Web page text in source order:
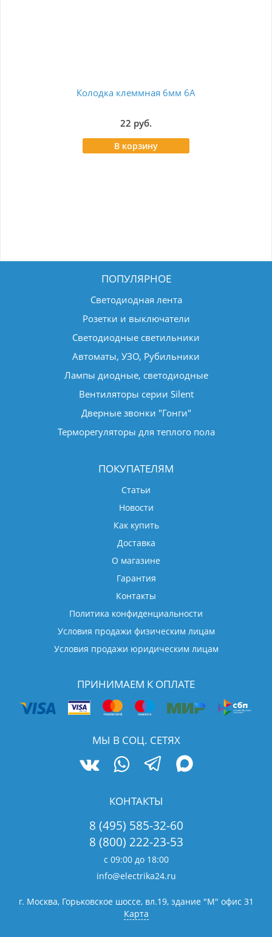
Колодка клеммная 6мм 6А
22 руб.
В корзину
ПОПУЛЯРНОЕ
Светодиодная лента
Розетки и выключатели
Светодиодные светильники
Автоматы, УЗО, Рубильники
Лампы диодные, светодиодные
Вентиляторы серии Silent
Дверные звонки "Гонги"
Терморегуляторы для теплого пола
ПОКУПАТЕЛЯМ
Статьи
Новости
Как купить
Доставка
О магазине
Гарантия
Контакты
Политика конфиденциальности
Условия продажи физическим лицам
Условия продажи юридическим лицам
ПРИНИМАЕМ К ОПЛАТЕ
МЫ В СОЦ. СЕТЯХ
КОНТАКТЫ
8 (495) 585-32-60
8 (800) 222-23-53
с 09:00 до 18:00
info@electrika24.ru
г. Москва, Горьковское шоссе, вл.19, здание "М" офис 31
Карта